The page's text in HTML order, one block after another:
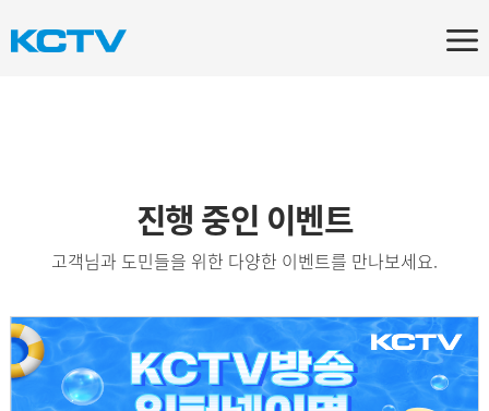
진행 중인 이벤트
고객님과 도민들을 위한 다양한 이벤트를 만나보세요.